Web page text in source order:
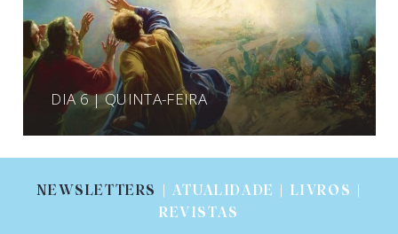
DIA 6 | QUINTA-FEIRA
NEWSLETTERS
| ATUALIDADE | LIVROS |
REVISTAS